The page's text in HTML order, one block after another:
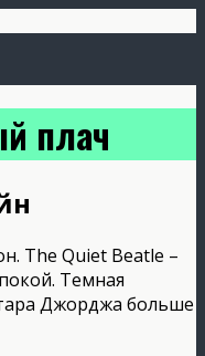
плач
The Quiet Beatle –
Темная
Джорджа больше